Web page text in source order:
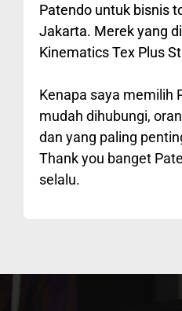
Patendo untuk bisnis
Jakarta. Merek yang
Kinematics Tex Plus
Kenapa saya memilih
mudah dihubungi,
dan yang paling
Thank you banget
selalu.